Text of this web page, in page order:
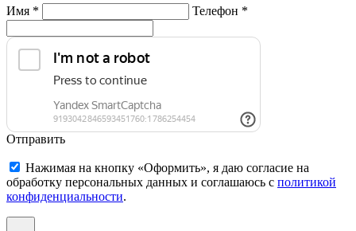
Имя * Телефон *
Отправить
Нажимая на кнопку «Оформить», я даю согласие на
обработку персональных данных и соглашаюсь c политикой
конфиденциальности.